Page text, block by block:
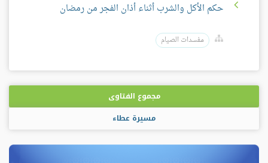
حكم الأكل والشرب أثناء أذان الفجر من رمضان
مفسدات الصيام
مجموع الفتاوى
مسيرة عطاء